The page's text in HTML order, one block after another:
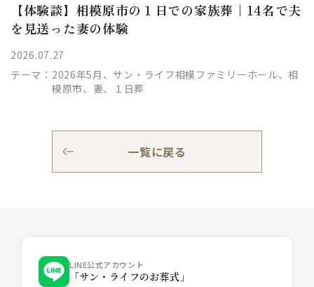
【体験談】相模原市の１日での家族葬｜14名で夫
を見送った妻の体験
2026.07.27
テーマ： 2026年5月、サン・ライフ相模ファミリーホール、相
模原市、妻、１日葬
一覧に戻る
LINE公式アカウント
「サン・ライフのお葬式」